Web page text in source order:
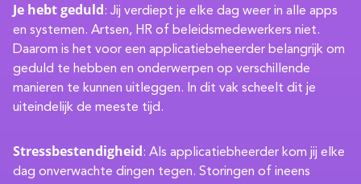
Je hebt geduld: Jij verdiept je elke dag weer in alle apps
en systemen. Artsen, HR of beleidsmedewerkers niet.
Daarom is het voor een applicatiebeheerder belangrijk om
geduld te hebben en onderwerpen op verschillende
manieren te kunnen uitleggen. In dit vak scheelt dit je
uiteindelijk de meeste tijd.
Stressbestendigheid: Als applicatiebheerder kom jij elke
dag onverwachte dingen tegen. Storingen of ineens